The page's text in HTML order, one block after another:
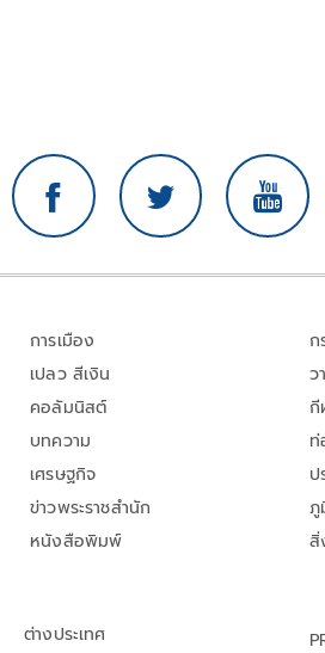
การเมือง
เปลว สีเงิน
คอลัมนิสต์
บทความ
เศรษฐกิจ
ข่าวพระราชสำนัก
หนังสือพิมพ์
ว
กี
ป
ภู
สิ่
ต่างประเทศ